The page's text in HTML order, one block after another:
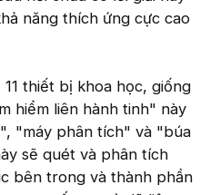
năng thích ứng cực cao
thiết bị khoa học, giống
hiểm liên hành tinh" này
"máy phân tích" và "búa
sẽ quét và phân tích
bên trong và thành phần